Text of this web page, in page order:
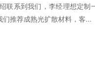
联系到我们，李经理想定制
推荐成熟光扩散材料，客...